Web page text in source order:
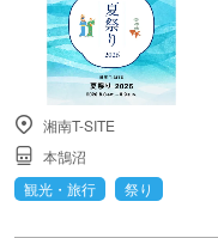
湘南T-SITE
本鵠沼
観光・旅行
祭り